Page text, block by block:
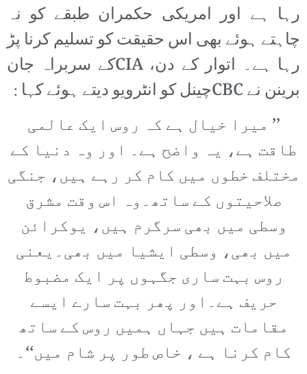
رہا ہے اور امریکی حکمران طبقے کو نہ
چاہتے ہوئے بھی اس حقیقت کو تسلیم کرنا پڑ
رہا ہے۔ اتوار کے دن، CIAکے سربراہ جان
برینن نے CBCچینل کو انٹرویو دیتے ہوئے کہا :
’’ میرا خیال ہے کہ روس ایک عالمی
طاقت ہے، یہ واضح ہے۔ اور وہ دنیا کے
مختلف خطوں میں کام کر رہے ہیں، جنگی
صلاحیتوں کے ساتھ۔وہ اس وقت مشرق
وسطی میں بھی سرگرم ہیں، یوکرائن
میں بھی، وسطی ایشیا میں بھی۔یعنی
روس بہت ساری جگہوں پر ایک مضبوط
حریف ہے۔اور پھر بہت سارے ایسے
مقامات ہیں جہاں ہمیں روس کے ساتھ
کام کرنا ہے ، خاص طور پر شام میں‘‘۔